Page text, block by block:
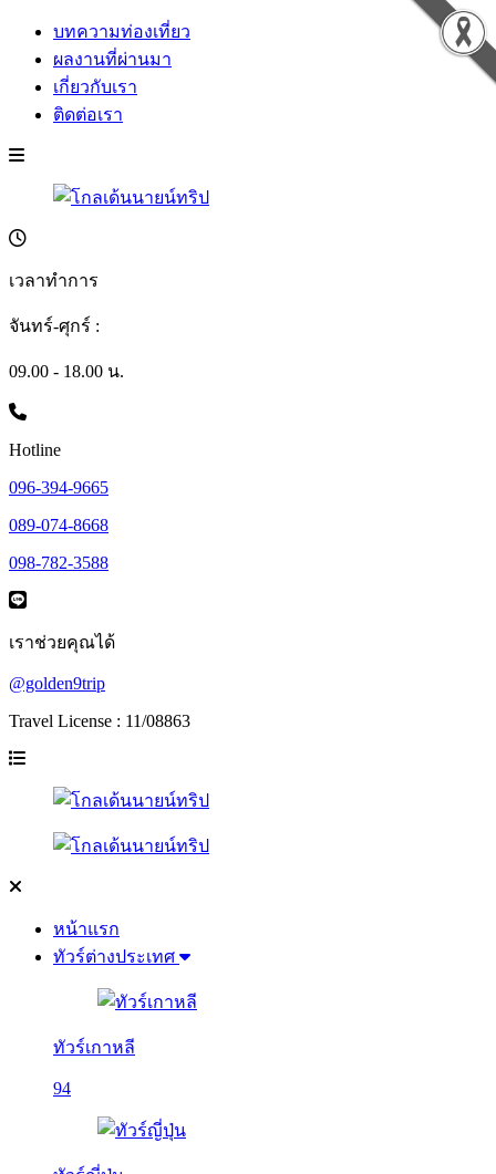
บทความท่องเที่ยว
ผลงานที่ผ่านมา
เกี่ยวกับเรา
ติดต่อเรา
เวลาทำการ
จันทร์-ศุกร์ :
09.00 - 18.00 น.
Hotline
096-394-9665
089-074-8668
098-782-3588
เราช่วยคุณได้
@golden9trip
Travel License : 11/08863
หน้าแรก
ทัวร์ต่างประเทศ
ทัวร์เกาหลี
94